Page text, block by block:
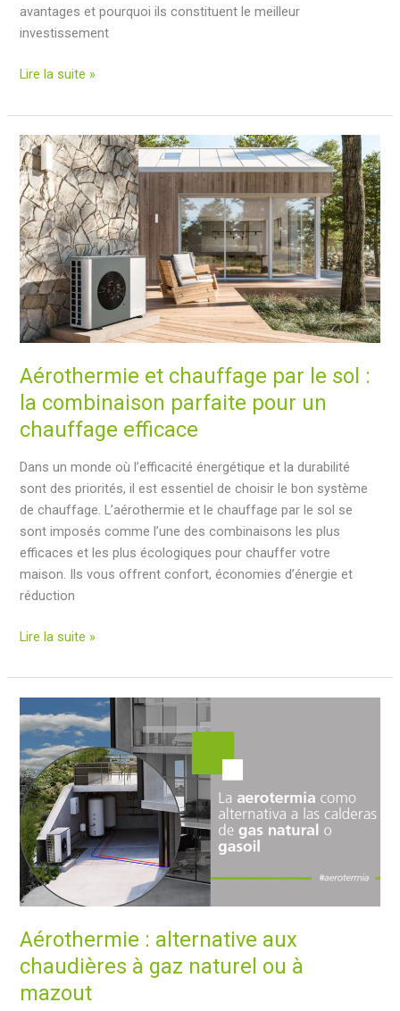
avantages et pourquoi ils constituent le meilleur
investissement
Installation
systèmes
de
chauffage
hybrides
:
Aérothermie
et
biomasse
dans
votre
maison
Lire la suite »
Aérothermie et chauffage par le sol :
la combinaison parfaite pour un
chauffage efficace
Dans un monde où l’efficacité énergétique et la durabilité
sont des priorités, il est essentiel de choisir le bon système
de chauffage. L’aérothermie et le chauffage par le sol se
sont imposés comme l’une des combinaisons les plus
efficaces et les plus écologiques pour chauffer votre
maison. Ils vous offrent confort, économies d’énergie et
réduction
Aérothermie
chauffage
par
le
:
la
combinaison
parfaite
pour
un
chauffage
Lire la suite »
Aérothermie : alternative aux
chaudières à gaz naturel ou à
mazout